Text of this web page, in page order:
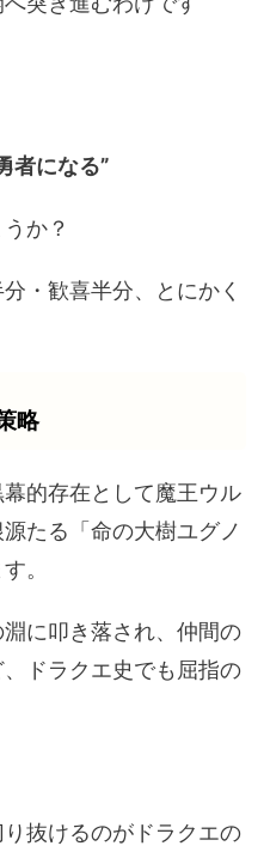
者になる”
か？
・歓喜半分、とにかく
略
的存在として魔王ウル
たる「命の大樹ユグノ
。
に叩き落され、仲間の
ドラクエ史でも屈指の
り抜けるのがドラクエの